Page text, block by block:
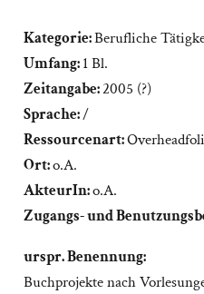
Kategorie:Berufliche
Umfang:1 Bl.
Zeitangabe:2005 (?)
Sprache:/
Ressourcenart:
Ort:o.A.
AkteurIn:o.A.
Zugangs- und
urspr. Benennung:
Buchprojekte nach